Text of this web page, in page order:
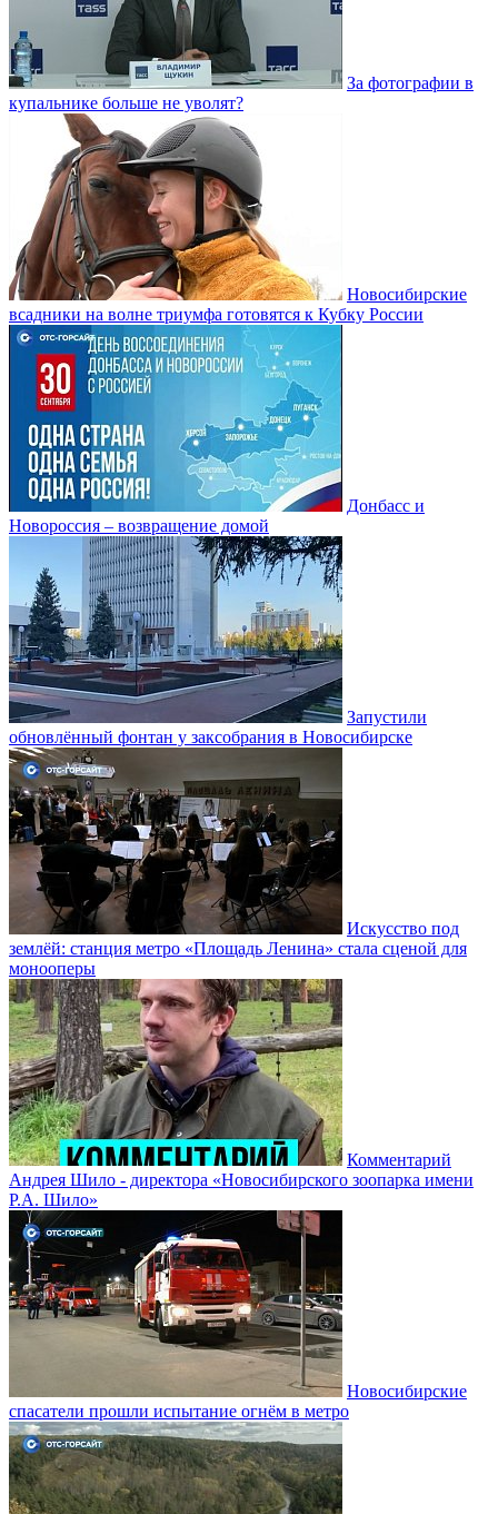
За фотографии в
купальнике больше не уволят?
Новосибирские
всадники на волне триумфа готовятся к Кубку России
Донбасс и
Новороссия – возвращение домой
Запустили
обновлённый фонтан у заксобрания в Новосибирске
Искусство под
землёй: станция метро «Площадь Ленина» стала сценой для
монооперы
Комментарий
Андрея Шило - директора «Новосибирского зоопарка имени
Р.А. Шило»
Новосибирские
спасатели прошли испытание огнём в метро